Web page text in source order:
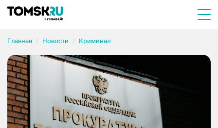
Главная Новости Криминал